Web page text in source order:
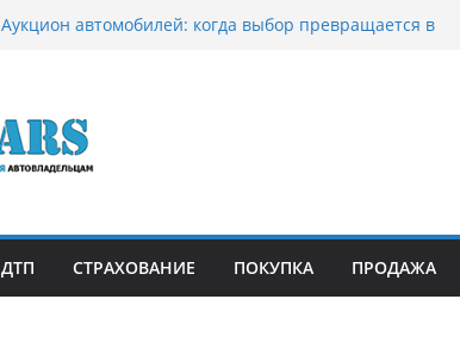
Аукцион автомобилей: когда выбор превращается в
Срочный выкуп битых авто в Москве: почему
автовладельцы выбирают mos-auto
Бриллиантовые серьги: вечная классика или
может подойти
ДТП СТРАХОВАНИЕ ПОКУПКА ПРОДАЖА